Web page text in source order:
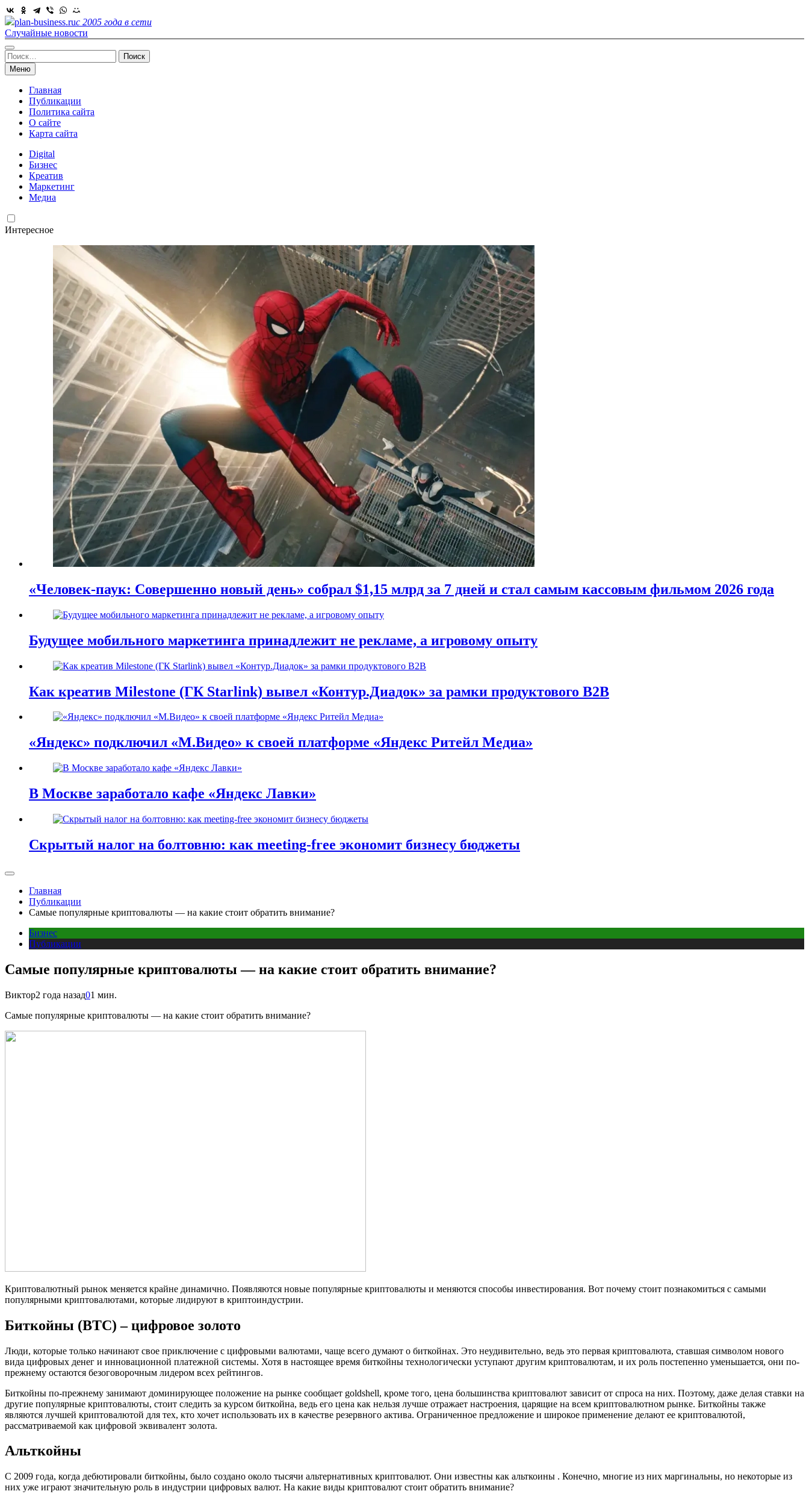
Skip
to
content
plan-business.ruс 2005 года в сети
Случайные новости
Найти:
Меню
Главная
Публикации
Политика сайта
О сайте
Карта сайта
Digital
Бизнес
Креатив
Маркетинг
Медиа
Интересное
«Человек-паук: Совершенно новый день» собрал $1,15 млрд за 7 дней и стал самым кассовым фильмом 2026 года
Будущее мобильного маркетинга принадлежит не рекламе, а игровому опыту
Как креатив Milestone (ГК Starlink) вывел «Контур.Диадок» за рамки продуктового B2B
«Яндекс» подключил «М.Видео» к своей платформе «Яндекс Ритейл Медиа»
В Москве заработало кафе «Яндекс Лавки»
Скрытый налог на болтовню: как meeting-free экономит бизнесу бюджеты
Главная
Публикации
Самые популярные криптовалюты — на какие стоит обратить внимание?
Бизнес
Публикации
Самые популярные криптовалюты — на какие стоит обратить внимание?
Виктор2 года назад01 мин.
Самые популярные криптовалюты — на какие стоит обратить внимание?
Криптовалютный рынок меняется крайне динамично. Появляются новые популярные криптовалюты и меняются способы инвестирования. Вот почему стоит познакомиться с самыми
популярными криптовалютами, которые лидируют в криптоиндустрии.
Биткойны (BTC) – цифровое золото
Люди, которые только начинают свое приключение с цифровыми валютами, чаще всего думают о биткойнах. Это неудивительно, ведь это первая криптовалюта, ставшая символом нового
вида цифровых денег и инновационной платежной системы. Хотя в настоящее время биткойны технологически уступают другим криптовалютам, и их роль постепенно уменьшается, они по-
прежнему остаются безоговорочным лидером всех рейтингов.
Биткойны по-прежнему занимают доминирующее положение на рынке сообщает goldshell, кроме того, цена большинства криптовалют зависит от спроса на них. Поэтому, даже делая ставки на
другие популярные криптовалюты, стоит следить за курсом биткойна, ведь его цена как нельзя лучше отражает настроения, царящие на всем криптовалютном рынке. Биткойны также
являются лучшей криптовалютой для тех, кто хочет использовать их в качестве резервного актива. Ограниченное предложение и широкое применение делают ее криптовалютой,
рассматриваемой как цифровой эквивалент золота.
Альткойны
С 2009 года, когда дебютировали биткойны, было создано около тысячи альтернативных криптовалют. Они известны как альткоины . Конечно, многие из них маргинальны, но некоторые из
них уже играют значительную роль в индустрии цифровых валют. На какие виды криптовалют стоит обратить внимание?